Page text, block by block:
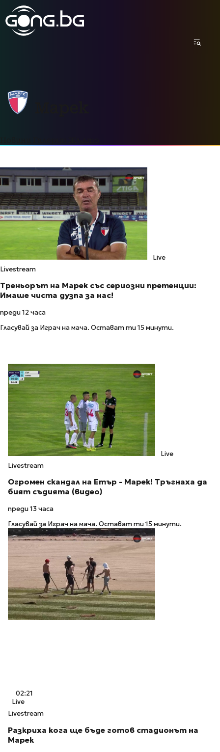
Live
Livestream
Треньорът на Марек със сериозни претенции:
Имаше чиста дузпа за нас!
преди 12 часа
Гласувай за Играч на мача. Остават ти 15 минути.
Live
Livestream
Огромен скандал на Етър - Марек! Тръгнаха да
бият съдията (видео)
преди 13 часа
Гласувай за Играч на мача. Остават ти 15 минути.
02:21
Live
Livestream
Разкриха кога ще бъде готов стадионът на
Марек